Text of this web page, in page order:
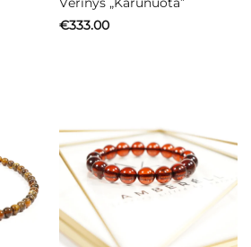
€333.00